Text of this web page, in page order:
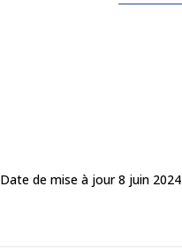
Date de mise à jour 8 juin 2024